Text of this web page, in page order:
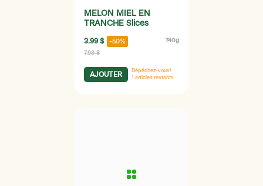
MELON MIEL EN
TRANCHE Slices
3.99 $ -50% 740g
7.98 $
AJOUTER
Dépêchez-vous!
1 articles restants